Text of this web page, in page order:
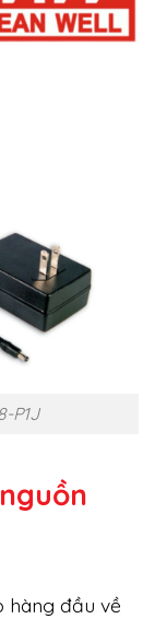
P1J
nguồn
hàng đầu về